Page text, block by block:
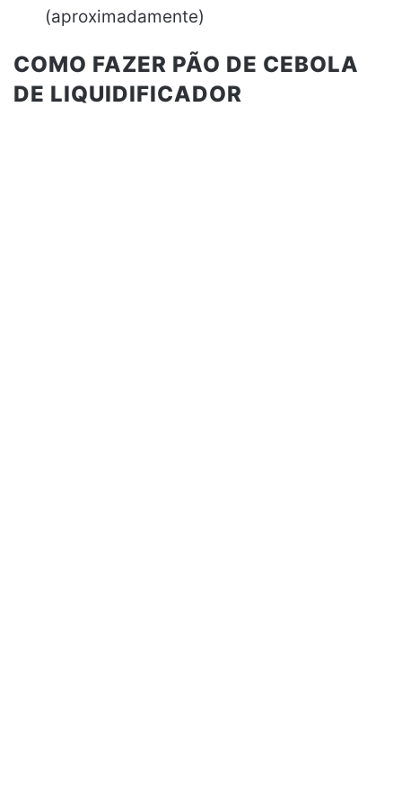
(aproximadamente)
COMO FAZER PÃO DE CEBOLA
DE LIQUIDIFICADOR